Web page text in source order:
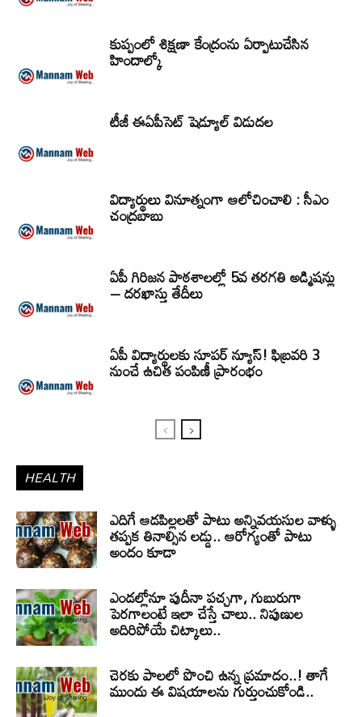
కుప్పంలో శిక్షణా కేంద్రంను ఏర్పాటుచేసిన
హిందాల్కో
టీజీ ఈఏపీసెట్‌ షెడ్యూల్‌ విడుదల
విద్యార్థులు వినూత్నంగా ఆలోచించాలి : సీఎం
చంద్రబాబు
ఏపీ గిరిజన పాఠశాలల్లో 5వ తరగతి అడ్మిషన్లు
– దరఖాస్తు తేదీలు
ఏపీ విద్యార్థులకు సూపర్ న్యూస్! ఫిబ్రవరి 3
నుంచే ఉచిత పంపిణీ ప్రారంభం
HEALTH
ఎదిగే ఆడపిల్లలతో పాటు అన్నివయసుల వాళ్ళు
తప్పక తినాల్సిన లడ్డు.. ఆరోగ్యంతో పాటు
అందం కూడా
ఎండల్లోనూ పుదీనా పచ్చగా, గుబురుగా
పెరగాలంటే ఇలా చేస్తే చాలు.. నిపుణుల
అదిరిపోయే చిట్కాలు..
చెరకు పాలలో పొంచి ఉన్న ప్రమాదం..! తాగే
ముందు ఈ విషయాలను గుర్తుంచుకోండి..